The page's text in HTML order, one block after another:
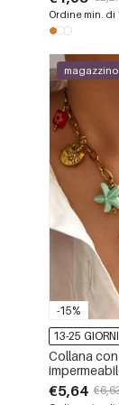
Ordine min. di
-15%
magazzino
13-25 GIORNI
Collana
oceanico
€5,64